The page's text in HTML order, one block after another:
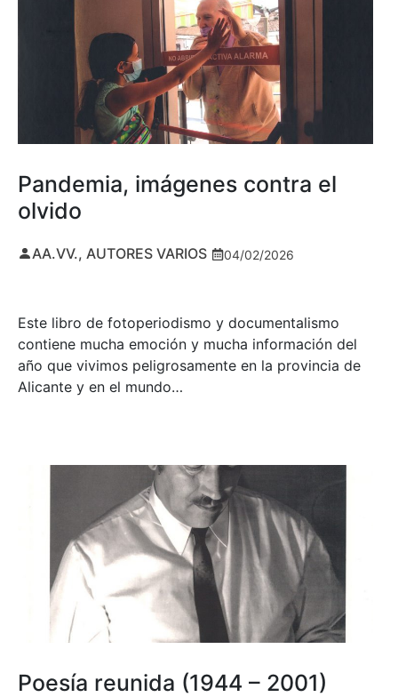
Pandemia, imágenes contra el
olvido
AA.VV., AUTORES VARIOS 04/02/2026
Este libro de fotoperiodismo y documentalismo
contiene mucha emoción y mucha información del
año que vivimos peligrosamente en la provincia de
Alicante y en el mundo…
Poesía reunida (1944 – 2001)